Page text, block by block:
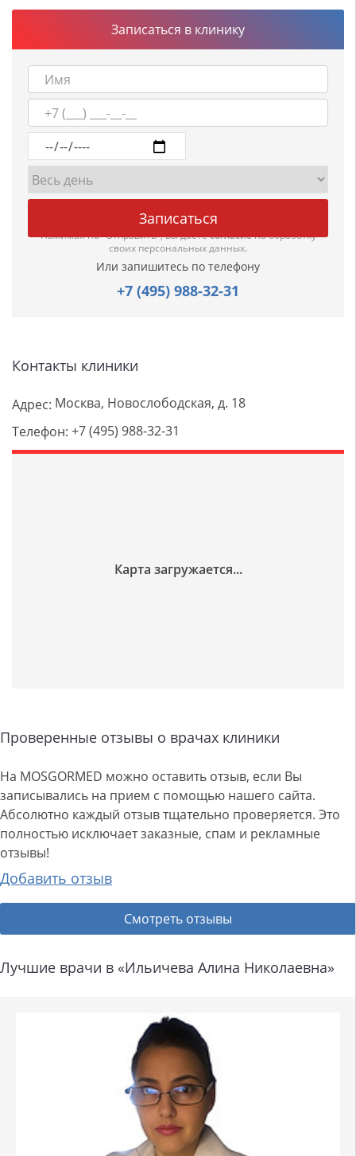
Записаться в клинику
Нажимая на "Отправить", вы даетесогласиена обработку
своих персональных данных.
Или запишитесь по телефону
+7 (495) 988-32-31
Контакты клиники
Адрес: Москва, Новослободская, д. 18
Телефон: +7 (495) 988-32-31
Проверенные отзывы о врачах клиники
На MOSGORMED можно оставить отзыв, если Вы
записывались на прием с помощью нашего сайта.
Абсолютно каждый отзыв тщательно проверяется. Это
полностью исключает заказные, спам и рекламные
отзывы!
Добавить отзыв
Смотреть отзывы
Лучшие врачи в «Ильичева Алина Николаевна»